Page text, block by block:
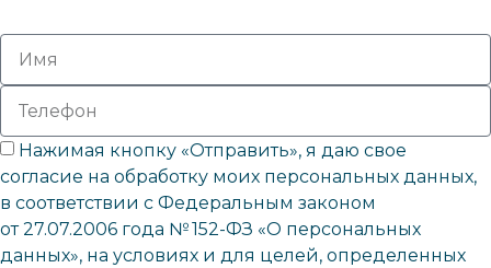
Нажимая кнопку «Отправить», я даю свое
согласие на обработку моих персональных данных,
в соответствии с Федеральным законом
от 27.07.2006 года № 152-ФЗ «О персональных
данных», на условиях и для целей, определенных